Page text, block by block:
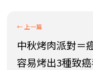
中秋烤肉派對＝
容易烤出3種致癌